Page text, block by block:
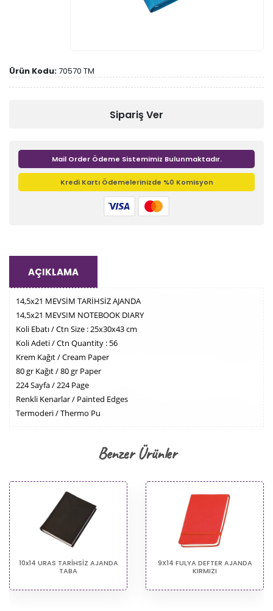
Ürün Kodu:70570 TM
Sipariş Ver
Mail Order Ödeme Sistemimiz Bulunmaktadır.
Kredi Kartı Ödemelerinizde %0 Komisyon
AÇIKLAMA
14,5x21 MEVSİM TARİHSİZ AJANDA
14,5x21 MEVSIM NOTEBOOK DIARY
Koli Ebatı / Ctn Size : 25x30x43 cm
Koli Adeti / Ctn Quantity : 56
Krem Kağıt / Cream Paper
80 gr Kağıt / 80 gr Paper
224 Sayfa / 224 Page
Renkli Kenarlar / Painted Edges
Termoderi / Thermo Pu​
Benzer Ürünler
10x14 URAS TARİHSİZ AJANDA
TABA
9X14 FULYA DEFTER AJANDA
KIRMIZI